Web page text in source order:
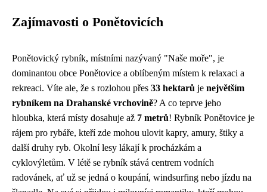
Zajímavosti o Ponětovicích
Ponětovický rybník, místními nazývaný "Naše moře", je
dominantou obce Ponětovice a oblíbeným místem k relaxaci a
rekreaci. Víte ale, že s rozlohou přes 33 hektarů je největším
rybníkem na Drahanské vrchovině? A co teprve jeho
hloubka, která místy dosahuje až 7 metrů! Rybník Ponětovice je
rájem pro rybáře, kteří zde mohou ulovit kapry, amury, štiky a
další druhy ryb. Okolní lesy lákají k procházkám a
cyklovýletům. V létě se rybník stává centrem vodních
radovánek, ať už se jedná o koupání, windsurfing nebo jízdu na